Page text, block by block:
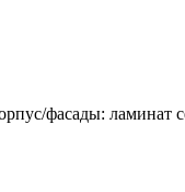
фасады: ламинат